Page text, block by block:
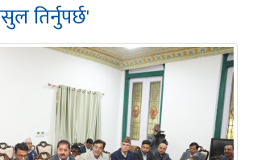
तिर्नुपर्छ'